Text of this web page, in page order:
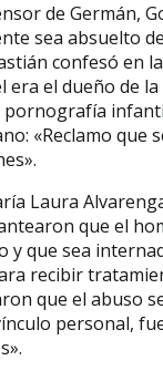
de Germán,
sea absuelto
confesó en
era el dueño de
pornografía
«Reclamo que
Laura
que el
y que sea
recibir
que el abuso
personal,